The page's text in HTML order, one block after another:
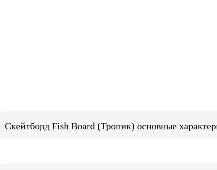
Скейтборд Fish Board (Тропик) основные